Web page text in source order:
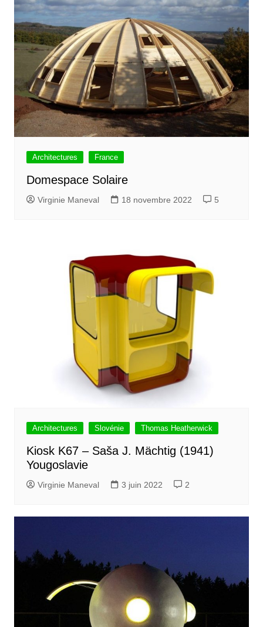
Architectures France
Domespace Solaire
Virginie Maneval 18 novembre 2022 5
Architectures Slovénie Thomas Heatherwick
Kiosk K67 – Saša J. Mächtig (1941)
Yougoslavie
Virginie Maneval 3 juin 2022 2